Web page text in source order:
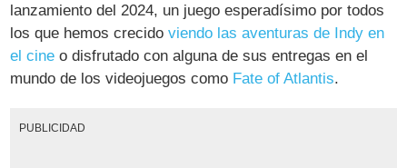
lanzamiento del 2024, un juego esperadísimo por todos
los que hemos crecidoviendo las aventuras de Indy en
el cine o disfrutado con alguna de sus entregas en el
mundo de los videojuegos como Fate of Atlantis.
PUBLICIDAD